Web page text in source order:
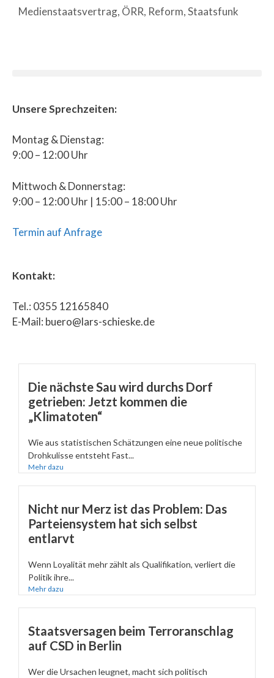
Medienstaatsvertrag, ÖRR, Reform,Staatsfunk
Unsere Sprechzeiten:
Montag & Dienstag:
9:00 – 12:00 Uhr
Mittwoch & Donnerstag:
9:00 – 12:00 Uhr | 15:00 – 18:00 Uhr
Termin auf Anfrage
Kontakt:
Tel.: 0355 12165840
E-Mail: buero@lars-schieske.de
Die nächste Sau wird durchs Dorf
getrieben: Jetzt kommen die
„Klimatoten“
Wie aus statistischen Schätzungen eine neue politische
Drohkulisse entsteht Fast...
Mehr dazu
Nicht nur Merz ist das Problem: Das
Parteiensystem hat sich selbst
entlarvt
Wenn Loyalität mehr zählt als Qualifikation, verliert die
Politik ihre...
Mehr dazu
Staatsversagen beim Terroranschlag
auf CSD in Berlin
Wer die Ursachen leugnet, macht sich politisch